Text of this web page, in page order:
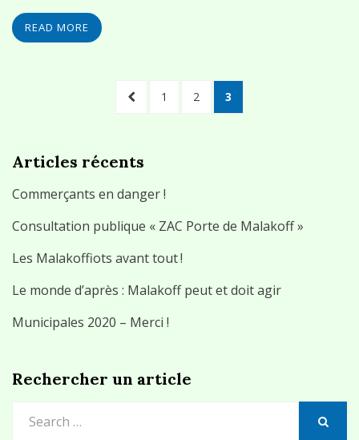
READ MORE
PREVIOUS
PAGE
1 PAGE
2 PAGE
3
Articles récents
Commerçants en danger !
Consultation publique « ZAC Porte de Malakoff »
Les Malakoffiots avant tout !
Le monde d’après : Malakoff peut et doit agir
Municipales 2020 – Merci !
Rechercher un article
for: